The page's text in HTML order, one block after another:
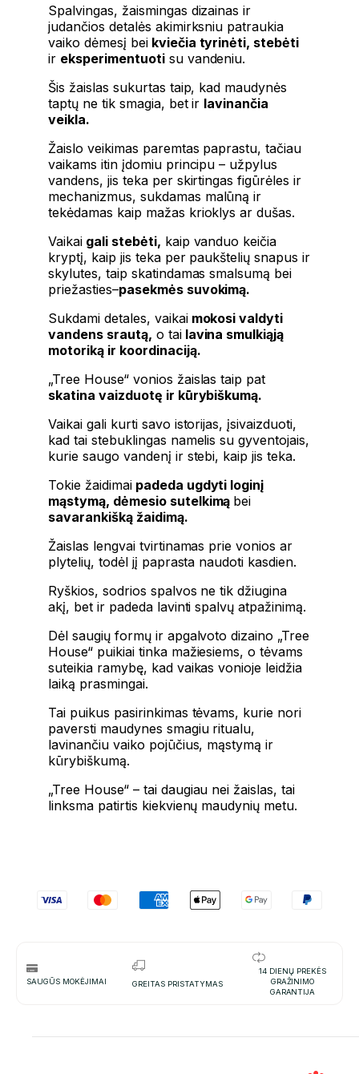
Spalvingas, žaismingas dizainas ir
judančios detalės akimirksniu patraukia
vaiko dėmesį beikviečia tyrinėti, stebėti
ir eksperimentuotisu vandeniu.
Šis žaislas sukurtas taip, kad maudynės
taptų ne tik smagia, bet ir lavinančia
veikla.
Žaislo veikimas paremtas paprastu, tačiau
vaikams itin įdomiu principu – užpylus
vandens, jis teka per skirtingas figūrėles ir
mechanizmus, sukdamas malūną ir
tekėdamas kaip mažas krioklys ar dušas.
Vaikaigali stebėti, kaip vanduo keičia
kryptį, kaip jis teka per paukštelių snapus ir
skylutes, taip skatindamas smalsumą bei
priežasties–pasekmės suvokimą.
Sukdami detales, vaikaimokosi valdyti
vandens srautą, o tailavina smulkiąją
motoriką ir koordinaciją.
„Tree House“ vonios žaislas taip pat
skatina vaizduotę ir kūrybiškumą.
Vaikai gali kurti savo istorijas, įsivaizduoti,
kad tai stebuklingas namelis su gyventojais,
kurie saugo vandenį ir stebi, kaip jis teka.
Tokie žaidimaipadeda ugdyti loginį
mąstymą, dėmesio sutelkimą bei
savarankišką žaidimą.
Žaislas lengvai tvirtinamas prie vonios ar
plytelių, todėl jį paprasta naudoti kasdien.
Ryškios, sodrios spalvos ne tik džiugina
akį, bet ir padeda lavinti spalvų atpažinimą.
Dėl saugių formų ir apgalvoto dizaino „Tree
House“ puikiai tinka mažiesiems, o tėvams
suteikia ramybę, kad vaikas vonioje leidžia
laiką prasmingai.
Tai puikus pasirinkimas tėvams, kurie nori
paversti maudynes smagiu ritualu,
lavinančiu vaiko pojūčius, mąstymą ir
kūrybiškumą.
„Tree House“ – tai daugiau nei žaislas, tai
linksma patirtis kiekvienų maudynių metu.
SAUGŪS MOKĖJIMAI GREITAS PRISTATYMAS
14 DIENŲ PREKĖS
GRAŽINIMO
GARANTIJA